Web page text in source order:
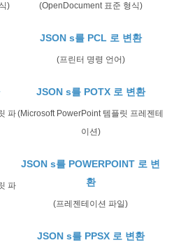
) (OpenDocument 표준 형식)
JSON s를 PCL 로 변환
(프린터 명령 언어)
파
JSON s를 POTX 로 변환
(Microsoft PowerPoint 템플릿 프레젠테
이션)
파
JSON s를 POWERPOINT 로 변
환
(프레젠테이션 파일)
JSON s를 PPSX 로 변환